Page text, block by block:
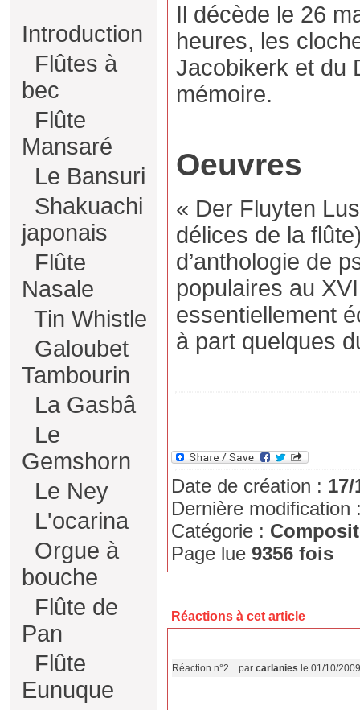
Introduction
Flûtes à
bec
Flûte
Mansaré
Le Bansuri
Shakuachi
japonais
Flûte
Nasale
Tin Whistle
Galoubet
Tambourin
La Gasbâ
Le
Gemshorn
Le Ney
L'ocarina
Orgue à
bouche
Flûte de
Pan
Flûte
Eunuque
Il décède le 26
heures, les
Jacobikerk et du
mémoire.
Oeuvres
« Der Fluyten
délices de la
d’anthologie de
populaires au
essentiellement
à part quelques
Date de création : 17/
Dernière
Catégorie :
Page lue 9356 fois
Réactions à cet article
Réaction n°2 par carlanies le 01/10/